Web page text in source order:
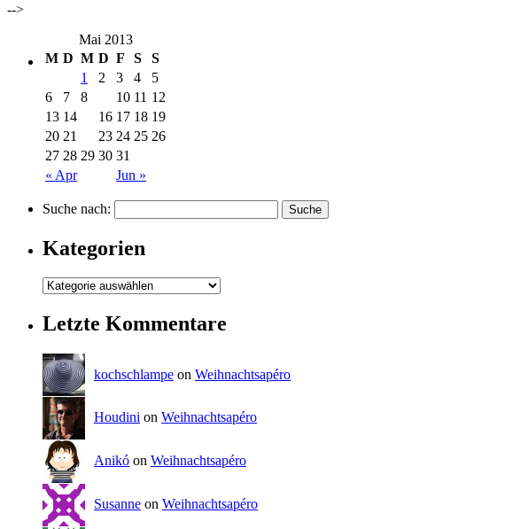
-->
Mai 2013
M D M D F S S
« Apr Jun »
1 2 3 4
5
6
7 8 10 11 12
13 14 16 17 18 19
20 21 23 24 25 26
27 28 29 30 31
Suche nach:
Kategorien
Letzte Kommentare
kochschlampe on Weihnachtsapéro
Houdini on Weihnachtsapéro
Anikó on Weihnachtsapéro
Susanne on Weihnachtsapéro